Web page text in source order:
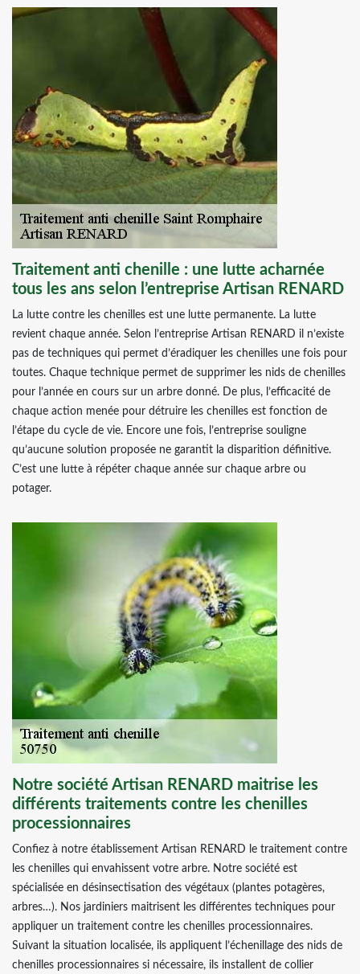
Traitement anti chenille : une lutte acharnée
tous les ans selon l’entreprise Artisan RENARD
La lutte contre les chenilles est une lutte permanente. La lutte
revient chaque année. Selon l’entreprise Artisan RENARD il n’existe
pas de techniques qui permet d’éradiquer les chenilles une fois pour
toutes. Chaque technique permet de supprimer les nids de chenilles
pour l’année en cours sur un arbre donné. De plus, l’efficacité de
chaque action menée pour détruire les chenilles est fonction de
l’étape du cycle de vie. Encore une fois, l’entreprise souligne
qu’aucune solution proposée ne garantit la disparition définitive.
C’est une lutte à répéter chaque année sur chaque arbre ou
potager.
Notre société Artisan RENARD maitrise les
différents traitements contre les chenilles
processionnaires
Confiez à notre établissement Artisan RENARD le traitement contre
les chenilles qui envahissent votre arbre. Notre société est
spécialisée en désinsectisation des végétaux (plantes potagères,
arbres…). Nos jardiniers maitrisent les différentes techniques pour
appliquer un traitement contre les chenilles processionnaires.
Suivant la situation localisée, ils appliquent l’échenillage des nids de
chenilles processionnaires si nécessaire, ils installent de collier